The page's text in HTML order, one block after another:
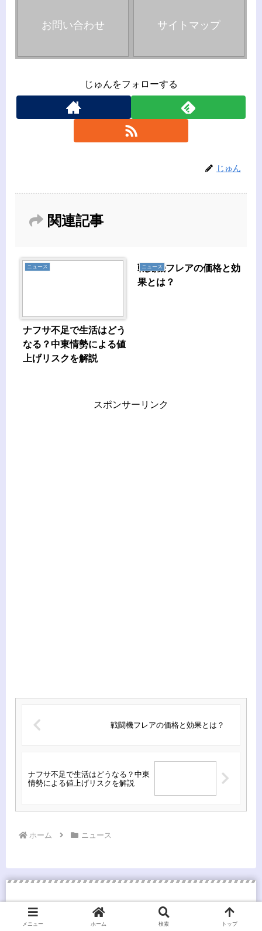
お問い合わせ サイトマップ
じゅんをフォローする
じゅん
関連記事
ニュース
ナフサ不足で生活はどう
なる？中東情勢による値
上げリスクを解説
ニュース
戦闘機フレアの価格と効
果とは？
スポンサーリンク
戦闘機フレアの価格と効果とは？
ナフサ不足で生活はどうなる？中東
情勢による値上げリスクを解説
ホーム ニュース
メニュー ホーム 検索 トップ